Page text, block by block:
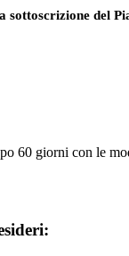
sottoscrizione del
60 giorni con le